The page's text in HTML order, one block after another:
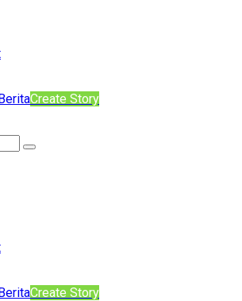
Create Story
Create Story